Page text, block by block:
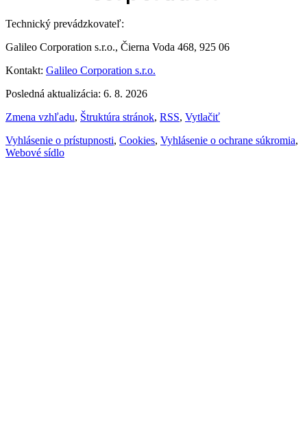
Technický prevádzkovateľ:
Galileo Corporation s.r.o., Čierna Voda 468, 925 06
Kontakt: Galileo Corporation s.r.o.
Posledná aktualizácia: 6. 8. 2026
Zmena vzhľadu, Štruktúra stránok, RSS, Vytlačiť
Vyhlásenie o prístupnosti, Cookies, Vyhlásenie o ochrane súkromia,
Webové sídlo